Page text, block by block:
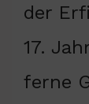
der
17.
ferne